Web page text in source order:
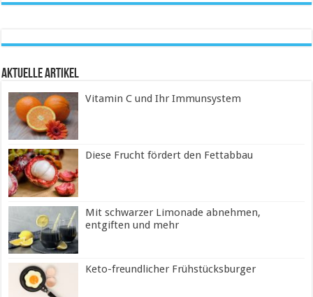
Aktuelle Artikel
Vitamin C und Ihr Immunsystem
Diese Frucht fördert den Fettabbau
Mit schwarzer Limonade abnehmen,
entgiften und mehr
Keto-freundlicher Frühstücksburger